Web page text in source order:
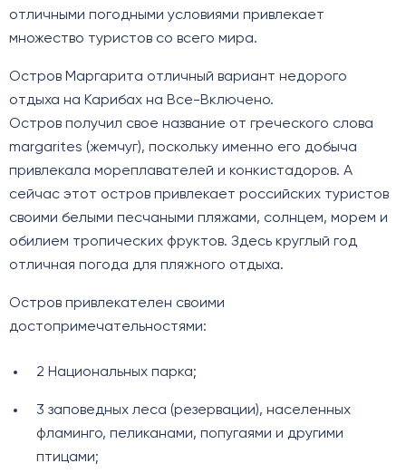
отличными погодными условиями привлекает
множество туристов со всего мира.
Остров Маргарита отличный вариант недорого
отдыха на Карибах на Все-Включено.
Остров получил свое название от греческого слова
margarites (жемчуг), поскольку именно его добыча
привлекала мореплавателей и конкистадоров. А
сейчас этот остров привлекает российских туристов
своими белыми песчаными пляжами, солнцем, морем и
обилием тропических фруктов. Здесь круглый год
отличная погода для пляжного отдыха.
Остров привлекателен своими
достопримечательностями:
2 Национальных парка;
3 заповедных леса (резервации), населенных
фламинго, пеликанами, попугаями и другими
птицами;